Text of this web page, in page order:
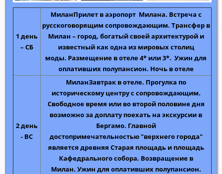
1 день
– СБ
МиланПрилет в аэропорт Милана. Встреча с
русскоговорящим сопровождающим. Трансфер в
Милан – город, богатый своей архитектурой и
известный как одна из мировых столиц
моды. Размещение в отеле 4* или 3*. Ужин для
оплативших полупансион. Ночь в отеле
2 день
- ВС
МиланЗавтрак в отеле. Прогулка по
историческому центрус сопровождающим.
Свободное время или во второй половине дня
возможно за доплату поехать на экскурсии в
Бергамо. Главной
достопримечательностью "верхнего города"
является древняя Старая площадь и площадь
Кафедрального собора. Возвращение в
Милан. Ужин для оплативших полупансион.